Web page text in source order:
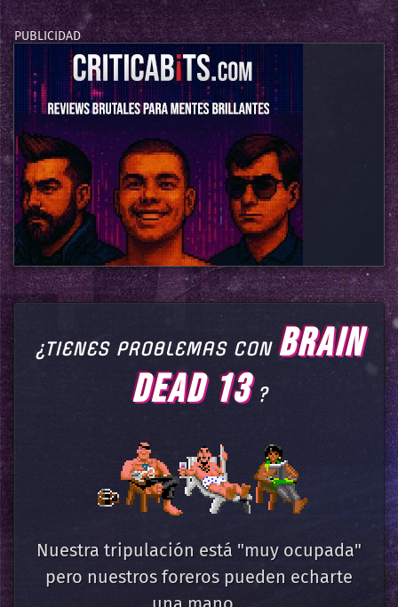
¿TIENES PROBLEMAS CONBRAIN
DEAD 13?
Nuestra tripulación está "muy ocupada"
pero nuestros foreros pueden echarte